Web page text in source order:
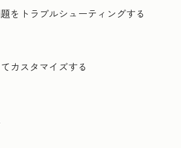
をトラブルシューティングする
カスタマイズする